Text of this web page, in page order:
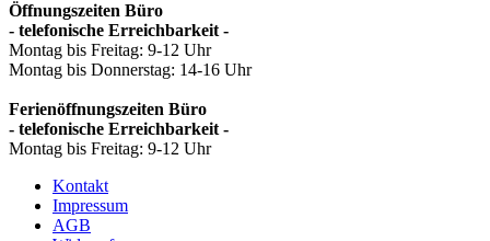
Öffnungszeiten Büro
- telefonische Erreichbarkeit -
Montag bis Freitag: 9-12 Uhr
Montag bis Donnerstag: 14-16 Uhr
Ferienöffnungszeiten Büro
- telefonische Erreichbarkeit -
Montag bis Freitag: 9-12 Uhr
Kontakt
Impressum
AGB